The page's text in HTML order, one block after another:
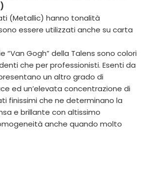
(Metallic) hanno tonalità
essere utilizzati anche su carta
“Van Gogh” della Talens sono colori
che per professionisti. Esenti da
un altro grado di
ed un’elevata concentrazione di
finissimi che ne determinano la
e brillante con altissimo
anche quando molto